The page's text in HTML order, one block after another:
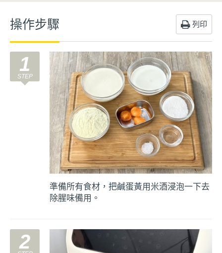
操作步驟 列印
1
準備所有食材，把鹹蛋黃用米酒浸泡一下去
除腥味備用。
2